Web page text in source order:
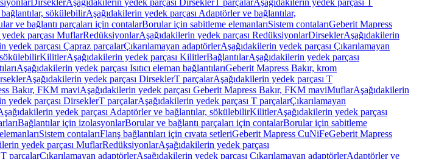
DirseklerAşağıdakilerin yedek parçası DirseklerT parçalarAşağıdakilerin yedek parçası T
sökülebilirAşağıdakilerin yedek parçası Adaptörler ve bağlantılar,
ve bağlantı parçaları için contalarBorular için sabitleme elemanlarıSistem contalarıGeberit Mapress
parçası MuflarRedüksiyonlarAşağıdakilerin yedek parçası RedüksiyonlarDirseklerAşağıdakilerin
yedek parçası Çapraz parçalarÇıkarılamayan adaptörlerAşağıdakilerin yedek parçası Çıkarılamayan
KilitlerAşağıdakilerin yedek parçası KilitlerBağlantılarAşağıdakilerin yedek parçası
Aşağıdakilerin yedek parçası Isıtıcı eleman bağlantılarıGeberit Mapress Bakır, krom
Aşağıdakilerin yedek parçası DirseklerT parçalarAşağıdakilerin yedek parçası T
Bakır, FKM maviAşağıdakilerin yedek parçası Geberit Mapress Bakır, FKM maviMuflarAşağıdakilerin
yedek parçası DirseklerT parçalarAşağıdakilerin yedek parçası T parçalarÇıkarılamayan
yedek parçası Adaptörler ve bağlantılar, sökülebilirKilitlerAşağıdakilerin yedek parçası
Bağlantılar için izolasyonlarBorular ve bağlantı parçaları için contalarBorular için sabitleme
Sistem contalarıFlanş bağlantıları için cıvata setleriGeberit Mapress CuNiFeGeberit Mapress
yedek parçası MuflarRedüksiyonlarAşağıdakilerin yedek parçası
parçalarÇıkarılamayan adaptörlerAşağıdakilerin yedek parçası Çıkarılamayan adaptörlerAdaptörler ve